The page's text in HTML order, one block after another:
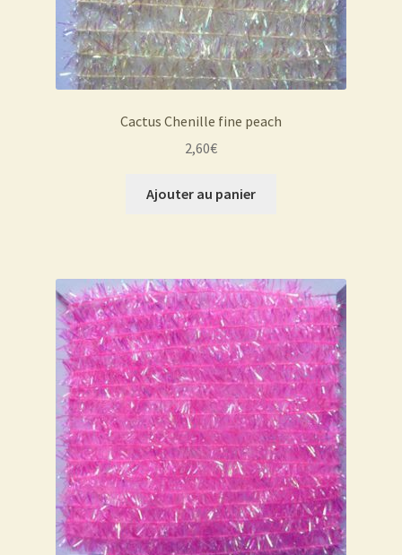
Cactus Chenille fine peach
2,60€
Ajouter au panier